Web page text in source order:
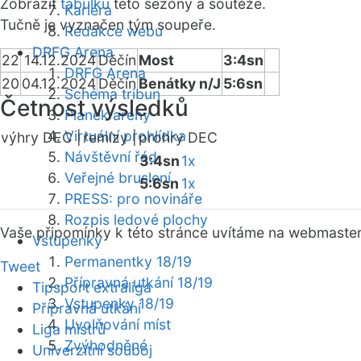
Kariéra
Redakce webu
DRFG Arena
DRFG Arena
Schéma tribun
Plánek areny
Virtuální prohlídka
Návštěvní řád
Veřejné bruslení
PRESS: pro novináře
Rozpis ledové plochy
Vstupenky
Permanentky 18/19
Přípravná utkání 18/19
Vstupenky 18/19
Uvolňování míst
Zvýhodněné
Zobrazit tabulku této sezóny a soutěže.
Tučně je vyznačen tým soupeře.
22 14.12.2024Děčín Most
3:4sn
20 04.12.2024DěčínBenátky n/J 5:6sn
Četnost výsledků
výhry DEC |remízy |prohry DEC
3:4sn1x
5:6sn 1x
Vaše připomínky k této stránce uvítáme na webmaster
Tweet
Tipsport extraliga
Přípravná utkání
Liga mistrů
Univerzitní souboj